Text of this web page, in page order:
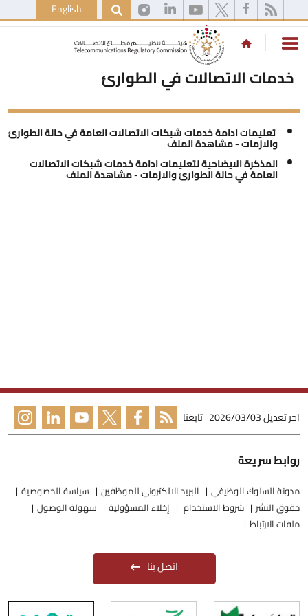
English
خدمات الاتصالات في الطوارئ
تعليمات ادامة خدمات شبكات الاتصالات العامة في حالة الطوارئ
والازمات -مشاهدة الملف
المذكرة الايضاحية لتعليمات ادامة خدمات شبكات الاتصالات
العامة في حالة الطوارئ والازمات -مشاهدة الملف
اخر تعديل2026/03/03 تابعنا
روابط سريعة
مدونة السلوك الوظيفي البريد الالكتروني للموظفين
سياسة الخصوصية
حقوق النشر
شروط الاستخدام إخلاء المسؤولية
سهولة الوصول
ملفات الارتباط
اتصل بنا